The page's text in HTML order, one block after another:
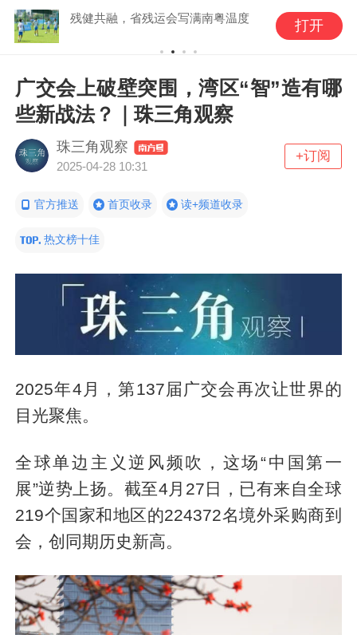
残健共融，省残运会写满南粤温度 打开
广交会上破壁突围，湾区“智”造有哪
些新战法？｜珠三角观察
珠三角观察
2025-04-28 10:31
+订阅
官方推送 首页收录 读+频道收录
热文榜十佳
2025年4月，第137届广交会再次让世界的
目光聚焦。
全球单边主义逆风频吹，这场“中国第一
展”逆势上扬。截至4月27日，已有来自全球
219个国家和地区的224372名境外采购商到
会，创同期历史新高。